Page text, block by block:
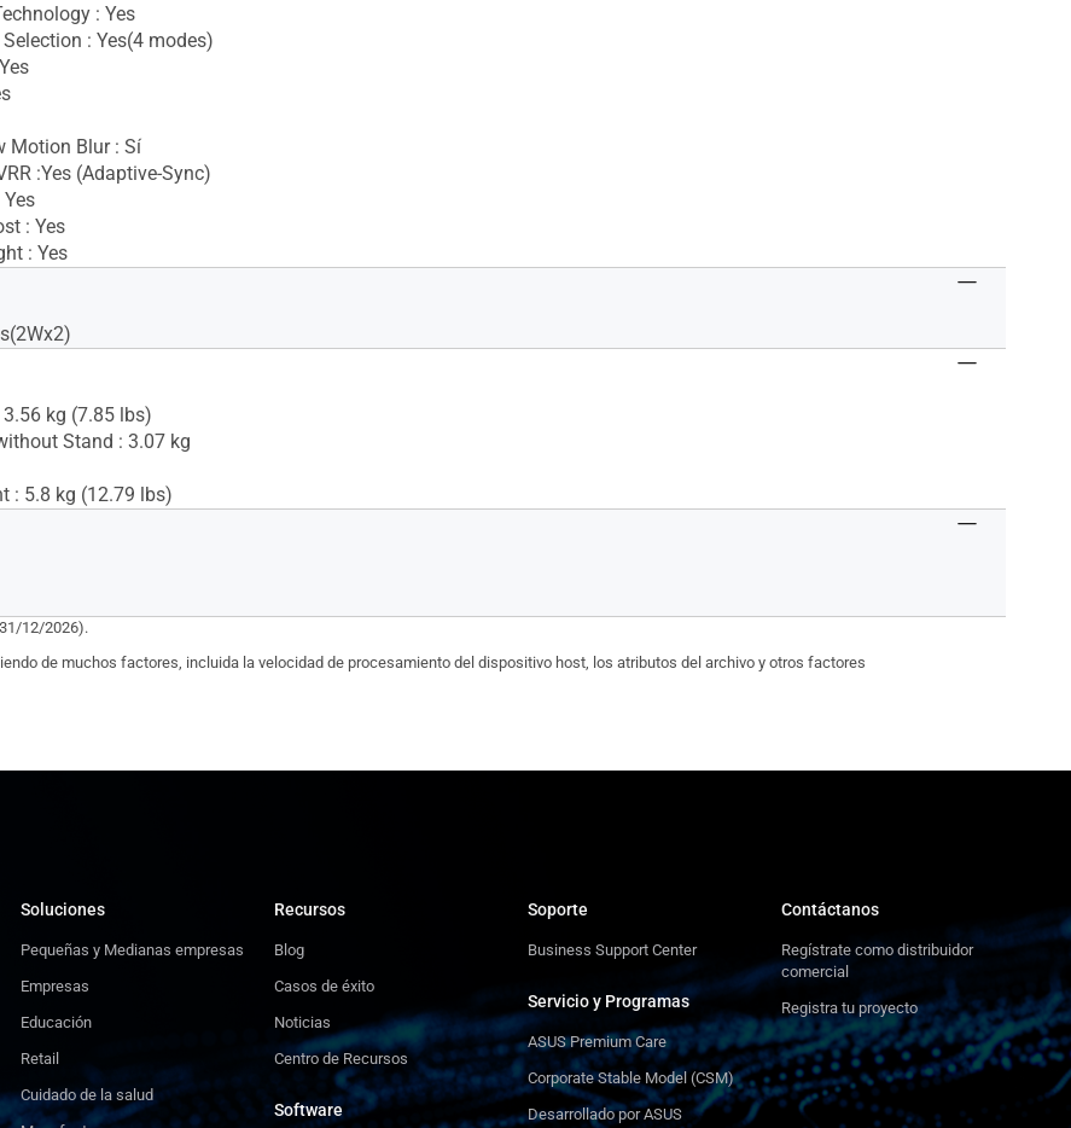
: Yes
: Yes(4 modes)
Motion Blur : Sí
:Yes (Adaptive-Sync)
: Yes
: Yes
kg (7.85 lbs)
Stand : 3.07 kg
: 5.8 kg (12.79 lbs)
12/2026).
de muchos factores, incluida la velocidad de procesamiento del dispositivo host, los atributos del archivo y otros factores
Soluciones
Pequeñas y Medianas empresas
Empresas
Educación
Retail
Cuidado de la salud
Recursos
Blog
Casos de éxito
Noticias
Centro de Recursos
Software
Soporte
Business Support Center
Servicio y Programas
ASUS Premium Care
Corporate Stable Model (CSM)
Desarrollado por ASUS
Contáctanos
Regístrate como distribuidor
comercial
Registra tu proyecto